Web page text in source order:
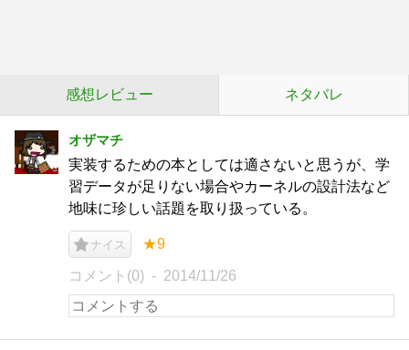
感想レビュー ネタバレ
オザマチ
実装するための本としては適さないと思うが、学
習データが足りない場合やカーネルの設計法など
地味に珍しい話題を取り扱っている。
ナイス ★9
コメント(0) 2014/11/26